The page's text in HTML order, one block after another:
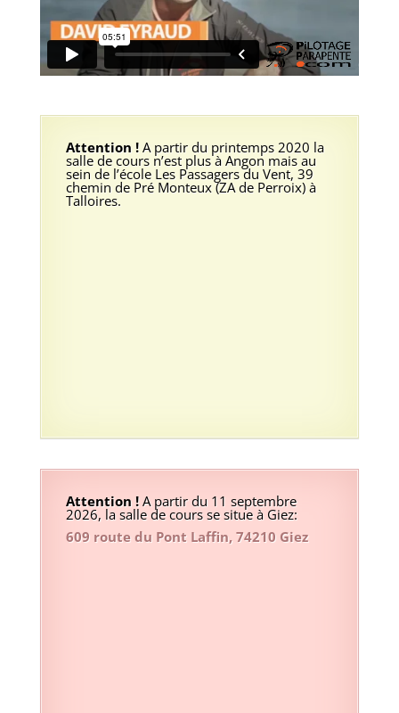
Attention !A partir du printemps 2020 la
salle de cours n’est plus à Angon mais au
sein de l’école Les Passagers du Vent, 39
chemin de Pré Monteux (ZA de Perroix) à
Talloires.
Attention !A partir du 11 septembre
2026, la salle de cours se situe à Giez:
609 route du Pont Laffin, 74210 Giez